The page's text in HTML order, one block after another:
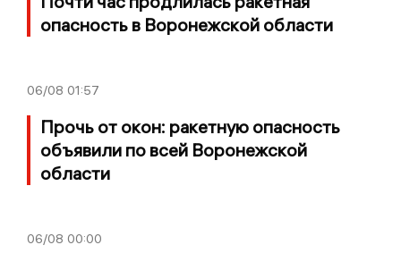
опасность в Воронежской области
06/08 01:57
Прочь от окон: ракетную опасность
объявили по всей Воронежской
области
06/08 00:00